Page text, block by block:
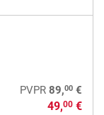
PVPR 89,00€
49,00€